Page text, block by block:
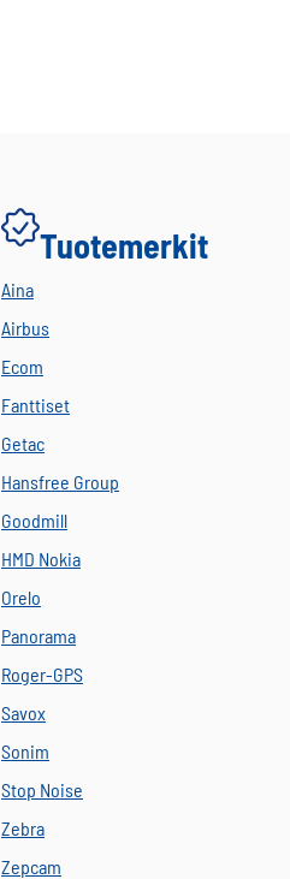
Tuotemerkit
Aina
Airbus
Ecom
Fanttiset
Getac
Hansfree Group
Goodmill
HMD Nokia
Orelo
Panorama
Roger-GPS
Savox
Sonim
Stop Noise
Zebra
Zepcam